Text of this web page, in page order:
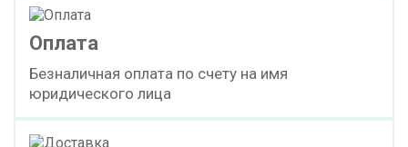
Оплата
Безналичная оплата по счету на имя
юридического лица